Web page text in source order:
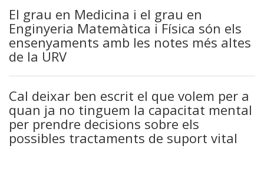
El grau en Medicina i el grau en
Enginyeria Matemàtica i Física són els
ensenyaments amb les notes més altes
de la URV
Cal deixar ben escrit el que volem per a
quan ja no tinguem la capacitat mental
per prendre decisions sobre els
possibles tractaments de suport vital